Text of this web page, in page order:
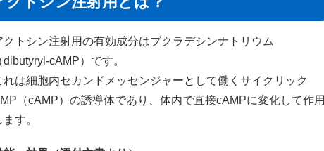
クトシン注射用の有効成分はブクラデシンナトリウム
dibutyryl-cAMP）です。
れは細胞内セカンドメッセンジャーとして働くサイクリック
（cAMP）の誘導体であり、体内で直接cAMPに変化して作用
ます。